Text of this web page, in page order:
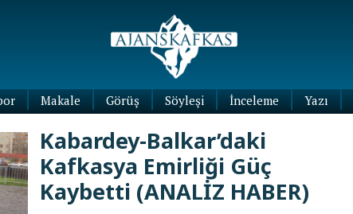
Makale Görüş Söyleşi İnceleme
Yazı
Yazıları
Kabardey-Balkar’daki
Kafkasya Emirliği Güç
Kaybetti (ANALİZ HABER)